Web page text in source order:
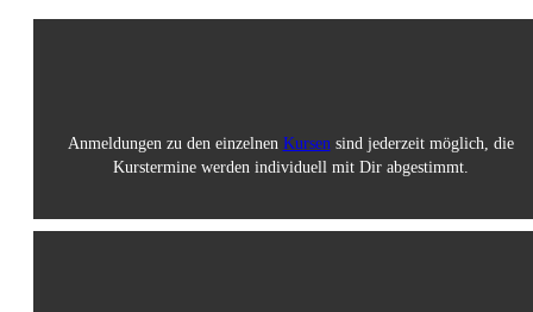
Anmeldungen zu den einzelnen Kursen sind jederzeit möglich, die
Kurstermine werden individuell mit Dir abgestimmt.